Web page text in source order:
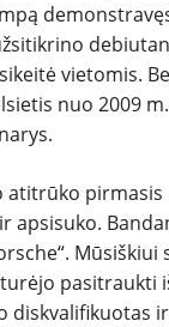
vietomis.
nuo 2009
pirmasis
apsisuko.
pasitraukti
diskvalifikuotas